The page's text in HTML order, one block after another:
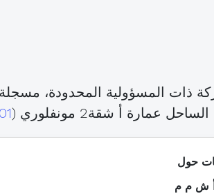
ذات المسؤولية المحدودة،
عمارة أ شقة2 مونفلوري (
حول
أ ش م م